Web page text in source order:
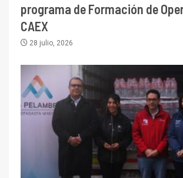
programa de Formación de
CAEX
28 julio, 2026